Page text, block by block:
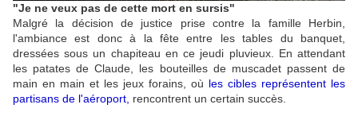
"Je ne veux pas de cette mort en sursis"
Malgré la décision de justice prise contre la famille Herbin,
l'ambiance est donc à la fête entre les tables du banquet,
dressées sous un chapiteau en ce jeudi pluvieux. En attendant
les patates de Claude, les bouteilles de muscadet passent de
main en main et les jeux forains, où les cibles représentent les
partisans de l'aéroport rencontrent un certain succès.